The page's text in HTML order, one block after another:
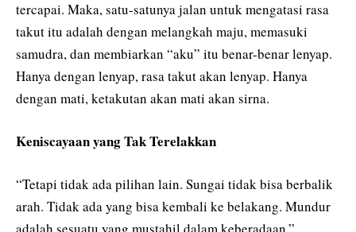
tercapai. Maka, satu-satunya jalan untuk mengatasi rasa
takut itu adalah dengan melangkah maju, memasuki
samudra, dan membiarkan “aku” itu benar-benar lenyap.
Hanya dengan lenyap, rasa takut akan lenyap. Hanya
dengan mati, ketakutan akan mati akan sirna.
Keniscayaan yang Tak Terelakkan
“Tetapi tidak ada pilihan lain. Sungai tidak bisa berbalik
arah. Tidak ada yang bisa kembali ke belakang. Mundur